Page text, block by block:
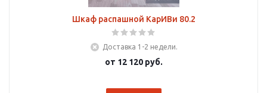
Шкаф распашной КарИВи 80.2
Доставка 1-2 недели.
от 12 120 руб.